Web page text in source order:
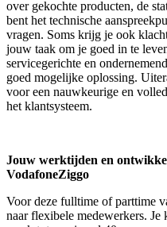
over gekochte producten, de
bent het technische
vragen. Soms krijg je ook
jouw taak om je goed in te
servicegerichte en
goed mogelijke oplossing.
voor een nauwkeurige en
het klantsysteem.
Jouw werktijden en
VodafoneZiggo
Voor deze fulltime of parttime
naar flexibele medewerkers. Je